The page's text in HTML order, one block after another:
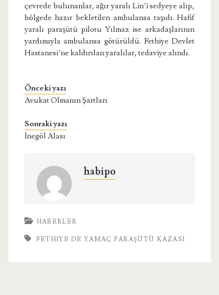
çevrede bulunanlar, ağır yaralı Lin’i sedyeye alıp,
bölgede hazır bekletilen ambulansa taşıdı. Hafif
yaralı paraşütü pilotu Yılmaz ise arkadaşlarının
yardımıyla ambulansa götürüldü. Fethiye Devlet
Hastanesi’ne kaldırılan yaralılar, tedaviye alındı.
Önceki yazı
Avukat Olmanın Şartları
Sonraki yazı
İnegöl Alası
habipo
HABERLER
FETHIYE DE YAMAÇ PARAŞÜTÜ KAZASI